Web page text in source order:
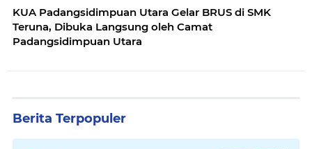
KUA Padangsidimpuan Utara Gelar BRUS di SMK
Teruna, Dibuka Langsung oleh Camat
Padangsidimpuan Utara
Berita Terpopuler